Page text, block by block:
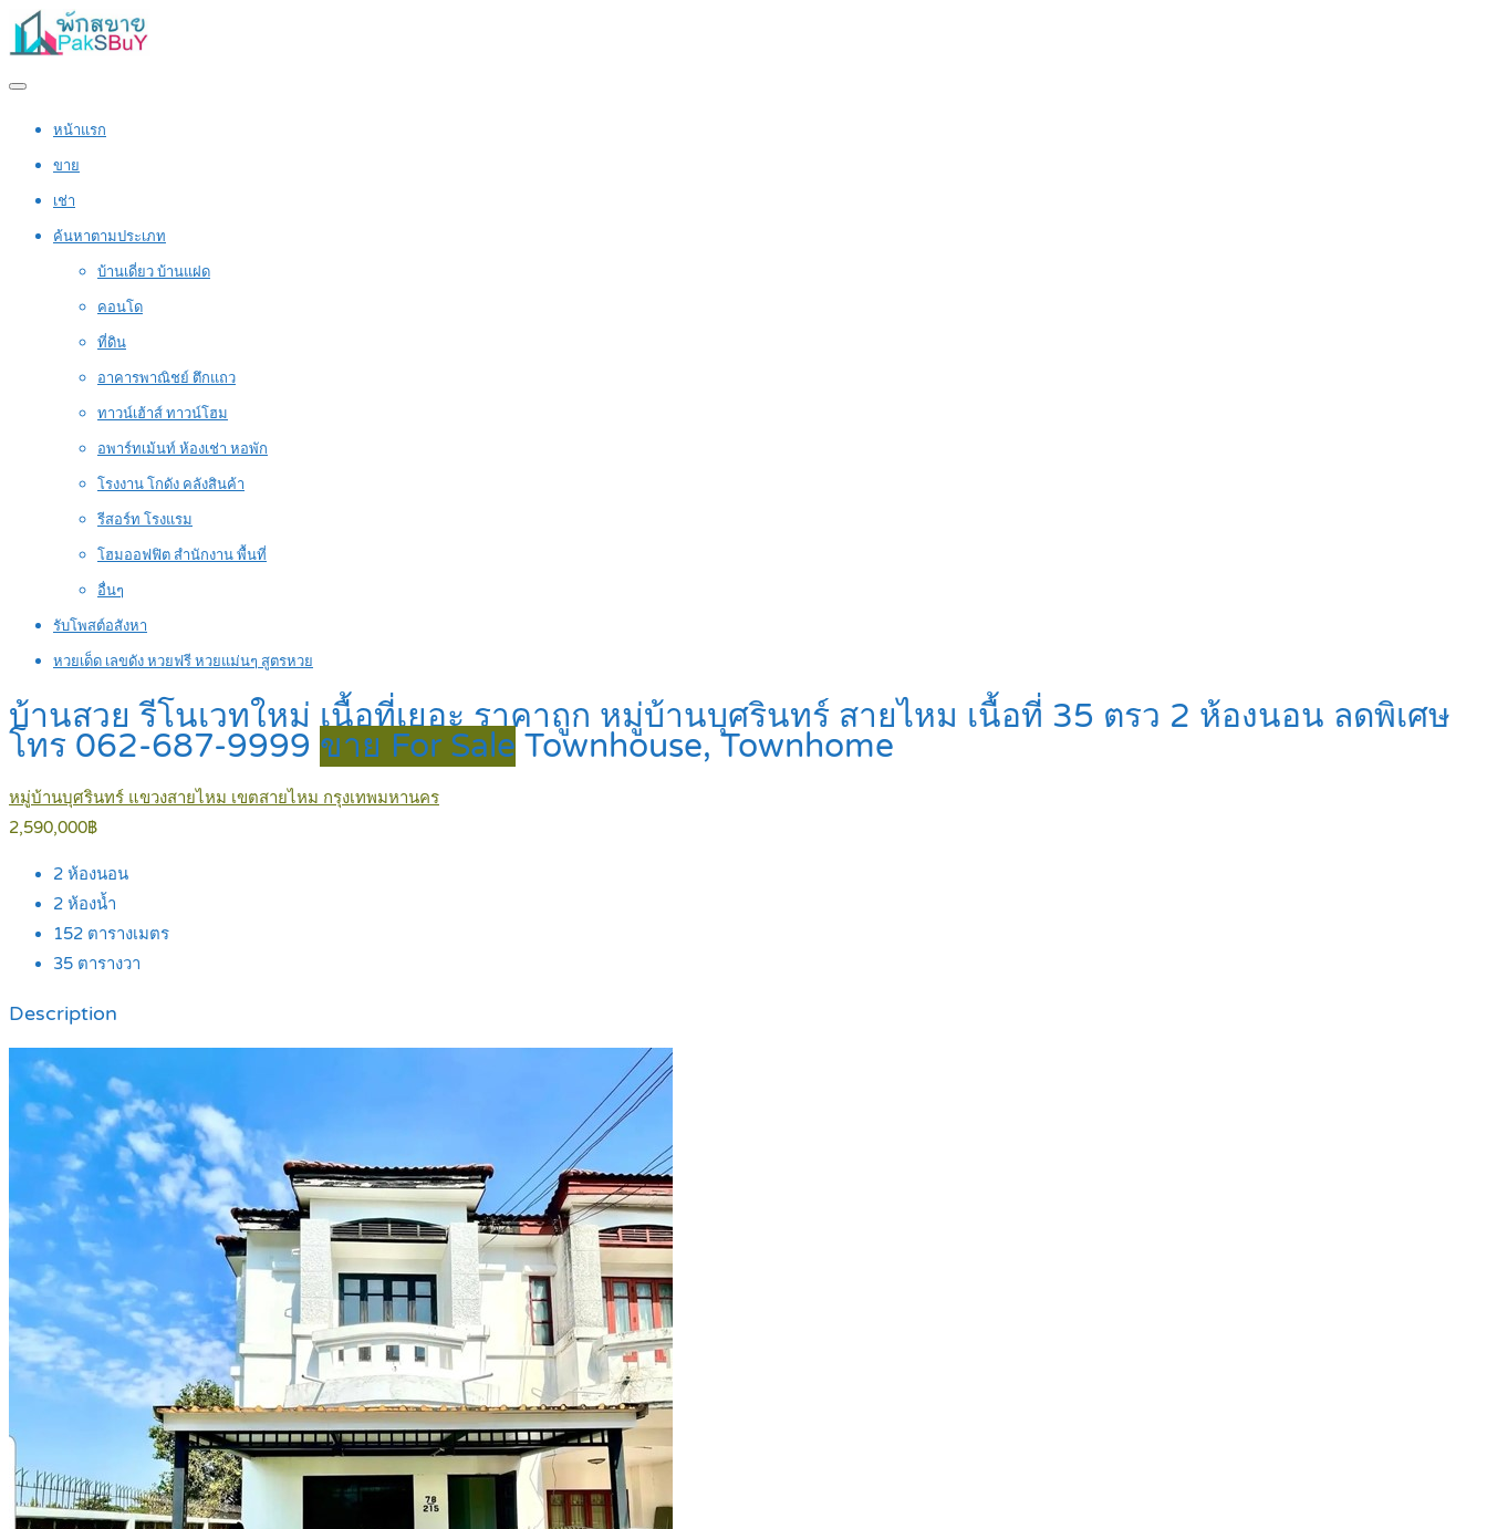
หน้าแรก
ขาย
เช่า
ค้นหาตามประเภท
บ้านเดี่ยว บ้านแฝด
คอนโด
ที่ดิน
อาคารพาณิชย์ ตึกแถว
ทาวน์เฮ้าส์ ทาวน์โฮม
อพาร์ทเม้นท์ ห้องเช่า หอพัก
โรงงาน โกดัง คลังสินค้า
รีสอร์ท โรงแรม
โฮมออฟฟิต สำนักงาน พื้นที่
อื่นๆ
รับโพสต์อสังหา
หวยเด็ด เลขดัง หวยฟรี หวยแม่นๆ สูตรหวย
บ้านสวย รีโนเวทใหม่ เนื้อที่เยอะ ราคาถูก หมู่บ้านบุศรินทร์ สายไหม เนื้อที่ 35 ตรว 2 ห้องนอน ลดพิเศษ
โทร 062-687-9999 ขาย For Sale Townhouse, Townhome
หมู่บ้านบุศรินทร์ แขวงสายไหม เขตสายไหม กรุงเทพมหานคร
2,590,000฿
2 ห้องนอน
2 ห้องน้ำ
152 ตารางเมตร
35 ตารางวา
Description